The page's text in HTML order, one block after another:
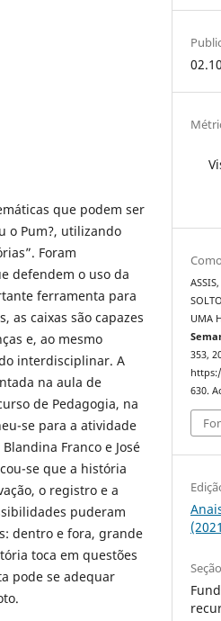
que podem ser
o Pum?, utilizando
Foram
defendem o uso da
ferramenta para
as caixas são capazes
e, ao mesmo
interdisciplinar. A
na aula de
de Pedagogia, na
se para a atividade
Franco e José
se que a história
o registro e a
puderam
dentro e fora, grande
toca em questões
pode se adequar
UMA
353,
630.
Seção